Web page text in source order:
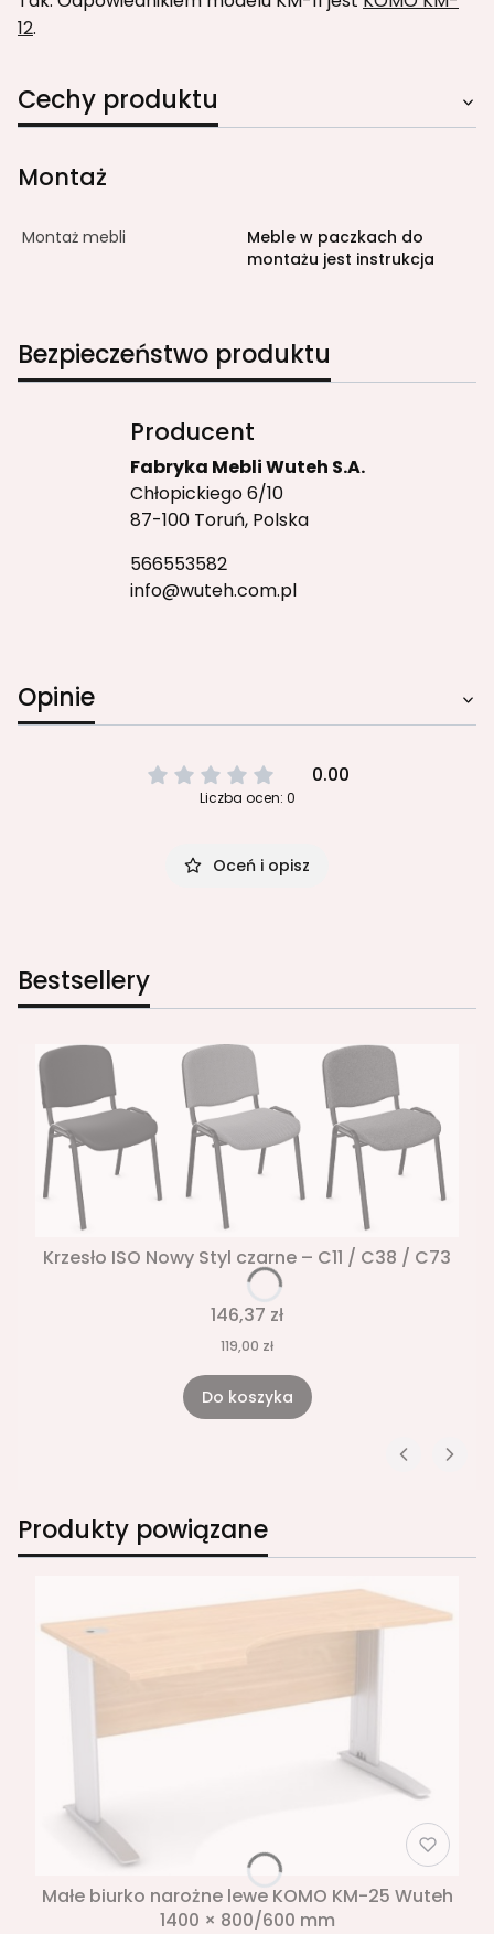
12.
Cechy produktu
Montaż
Montaż mebli
Meble w paczkach do
montażu jest instrukcja
Bezpieczeństwo produktu
Producent
Fabryka Mebli Wuteh S.A.
Chłopickiego 6/10
87-100 Toruń, Polska
566553582
info@wuteh.com.pl
Opinie
0.00
Liczba ocen: 0
Oceń i opisz
Bestsellery
Krzesło ISO Nowy Styl czarne – C11 / C38 / C73
146,37 zł
119,00 zł
Do koszyka
Produkty powiązane
Małe biurko narożne lewe KOMO KM-25 Wuteh
1400 × 800/600 mm